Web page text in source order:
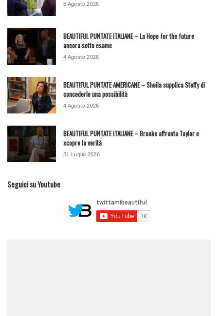
5 Agosto 2026
BEAUTIFUL PUNTATE ITALIANE – La Hope for the future
ancora sotto esame
4 Agosto 2026
BEAUTIFUL PUNTATE AMERICANE – Sheila supplica Steffy di
concederle una possibilità
4 Agosto 2026
BEAUTIFUL PUNTATE ITALIANE – Brooke affronta Taylor e
scopre la verità
31 Luglio 2026
Seguici su Youtube